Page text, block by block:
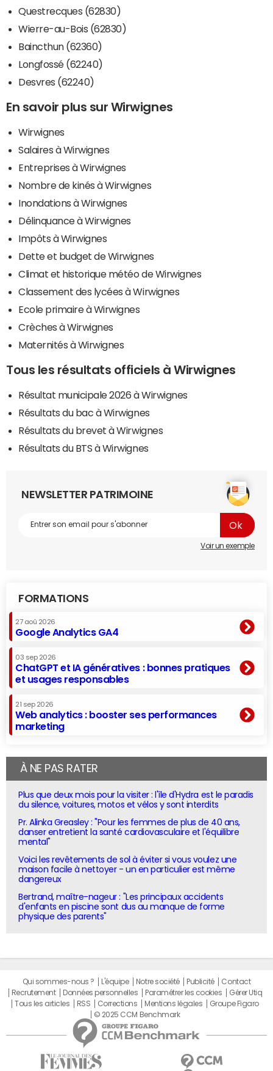
Questrecques (62830)
Wierre-au-Bois (62830)
Baincthun (62360)
Longfossé (62240)
Desvres (62240)
En savoir plus sur Wirwignes
Wirwignes
Salaires à Wirwignes
Entreprises à Wirwignes
Nombre de kinés à Wirwignes
Inondations à Wirwignes
Délinquance à Wirwignes
Impôts à Wirwignes
Dette et budget de Wirwignes
Climat et historique météo de Wirwignes
Classement des lycées à Wirwignes
Ecole primaire à Wirwignes
Crèches à Wirwignes
Maternités à Wirwignes
Tous les résultats officiels à Wirwignes
Résultat municipale 2026 à Wirwignes
Résultats du bac à Wirwignes
Résultats du brevet à Wirwignes
Résultats du BTS à Wirwignes
NEWSLETTER PATRIMOINE
Voir un exemple
FORMATIONS
27 aoû 2026
Google Analytics GA4
03 sep 2026
ChatGPT et IA génératives : bonnes pratiques
et usages responsables
21 sep 2026
Web analytics : booster ses performances
marketing
À NE PAS RATER
Plus que deux mois pour la visiter : l'île d'Hydra est le paradis
du silence, voitures, motos et vélos y sont interdits
Pr. Alinka Greasley : "Pour les femmes de plus de 40 ans,
danser entretient la santé cardiovasculaire et l'équilibre
mental"
Voici les revêtements de sol à éviter si vous voulez une
maison facile à nettoyer - un en particulier est même
dangereux
Bertrand, maître-nageur : "Les principaux accidents
d'enfants en piscine sont dus au manque de forme
physique des parents"
Qui sommes-nous ? L'équipe Notre société Publicité
Contact
Recrutement
Données personnelles Paramétrer les cookies
Gérer Utiq
Tous les articles
RSS Corrections Mentions légales
Groupe Figaro
© 2025 CCM Benchmark